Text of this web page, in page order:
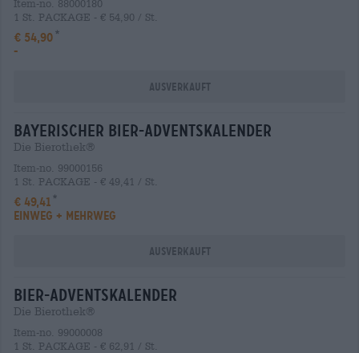
Item-no. 88000180
1 St. PACKAGE - € 54,90 / St.
€ 54,90
-
Ausverkauft
bayerischer bier-adventskalender
Die Bierothek®
Item-no. 99000156
1 St. PACKAGE - € 49,41 / St.
€ 49,41
EINWEG + MEHRWEG
Ausverkauft
bier-adventskalender
Die Bierothek®
Item-no. 99000008
1 St. PACKAGE - € 62,91 / St.